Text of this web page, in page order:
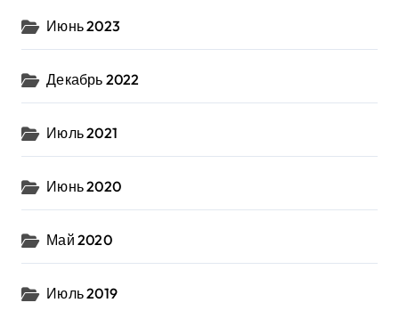
Июнь 2023
Декабрь 2022
Июль 2021
Июнь 2020
Май 2020
Июль 2019